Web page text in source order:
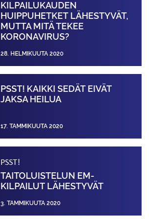
KILPAILUKAUDEN
HUIPPUHETKET LÄHESTYVÄT,
MUTTA MITÄ TEKEE
KORONAVIRUS?
28. HELMIKUUTA 2020
PSST! KAIKKI SEDÄT EIVÄT
JAKSA HEILUA
17. TAMMIKUUTA 2020
PSST!
TAITOLUISTELUN EM-
KILPAILUT LÄHESTYVÄT
3. TAMMIKUUTA 2020